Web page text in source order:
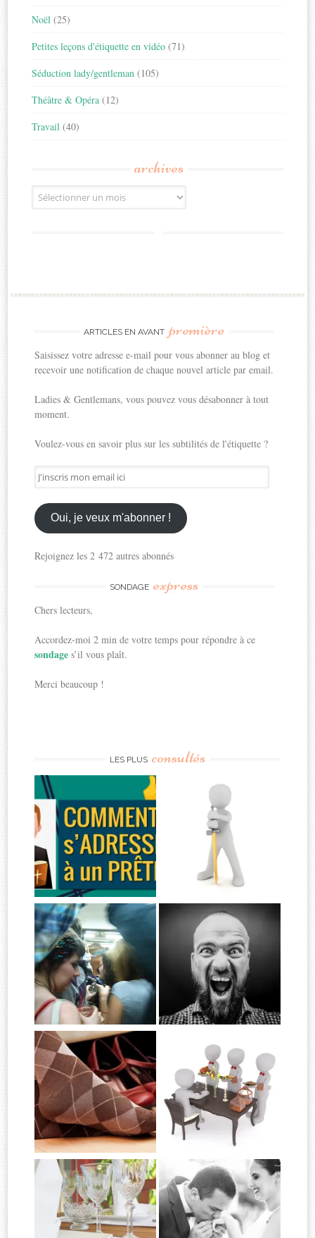
Noël (25)
Petites leçons d'étiquette en vidéo (71)
Séduction lady/gentleman (105)
Théâtre & Opéra (12)
Travail (40)
archives
Archives
ARTICLES EN AVANT première
Saisissez votre adresse e-mail pour vous abonner au blog et
recevoir une notification de chaque nouvel article par email.
Ladies & Gentlemans, vous pouvez vous désabonner à tout
moment.
Voulez-vous en savoir plus sur les subtilités de l'étiquette ?
J'inscris
mon
email
ici
Oui, je veux m'abonner !
Rejoignez les 2 472 autres abonnés
SONDAGE express
Chers lecteurs,
Accordez-moi 2 min de votre temps pour répondre à ce
sondages’il vous plaît.
Merci beaucoup !
LES PLUS consultés